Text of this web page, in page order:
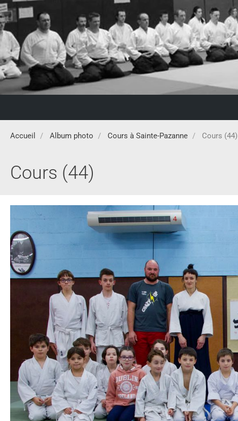
Accueil Album photo Cours à Sainte-Pazanne Cours (44)
Cours (44)